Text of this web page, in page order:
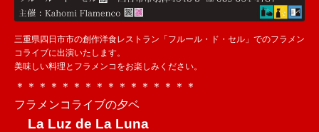
三重県四日市市の創作洋食レストラン「フルール・ド・セル」でのフラメン
コライブに出演いたします。
美味しい料理とフラメンコをお楽しみください。
＊＊＊＊＊＊＊＊＊＊＊＊＊＊＊＊
フラメンコライブの夕ベ
La Luz de La Luna